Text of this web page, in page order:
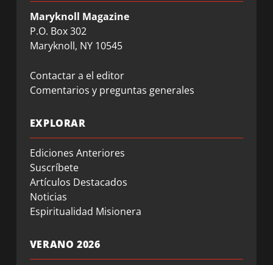
Maryknoll Magazine
P.O. Box 302
Maryknoll, NY 10545
Contactar a el editor
Comentarios y preguntas generales
EXPLORAR
Ediciones Anteriores
Suscríbete
Artículos Destacados
Noticias
Espiritualidad Misionera
VERANO 2026